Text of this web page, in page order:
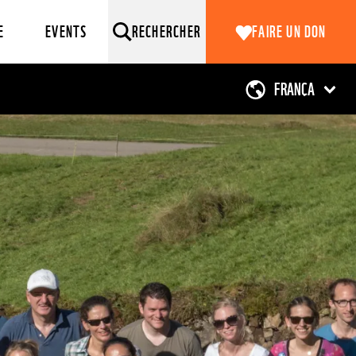
EVENTS RECHERCHER FAIRE UN DON